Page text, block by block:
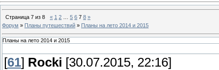
Страница 7 из 8 « 1 2 5 6 7 8 »
Форум » Планы путешествий » Планы на лето 2014 и 2015
Планы на лето 2014 и 2015
[61] Rocki [30.07.2015, 22:16]